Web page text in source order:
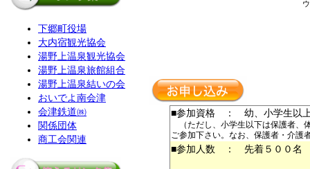
■参加資格 ： 幼、小学生以
（ただし、小学生以下は保護者、
ご参加下さい。なお、保護者・介護
■参加人数 ： 先着５００名
下郷町役場
大内宿観光協会
湯野上温泉観光協会
湯野上温泉旅館組合
湯野上温泉結いの会
おいでよ南会津
会津鉄道㈱
関係団体
商工会関連